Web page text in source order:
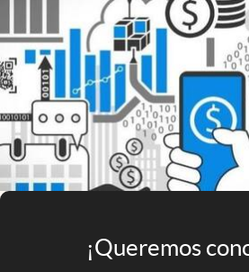
Mundial 2026
Eventos Corporativos
El Cronista Studio
Mediakit
abre en nueva pestaña
Argentina
¡Queremos